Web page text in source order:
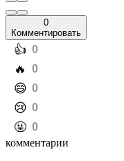
0
Комментировать
️👍 0
️🔥 0
️😄 0
️😢 0
️🤬 0
комментарии